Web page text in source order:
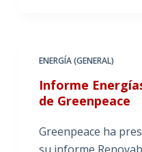
ENERGÍA (GENERAL)
Informe
de Greenpeace
Greenpeace ha